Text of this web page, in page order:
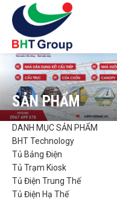
SẢN PHẨM
DANH MỤC SẢN PHẨM
BHT Technology
Tủ Bảng Điện
Tủ Trạm Kiosk
Tủ Điện Trung Thế
Tủ Điện Hạ Thế